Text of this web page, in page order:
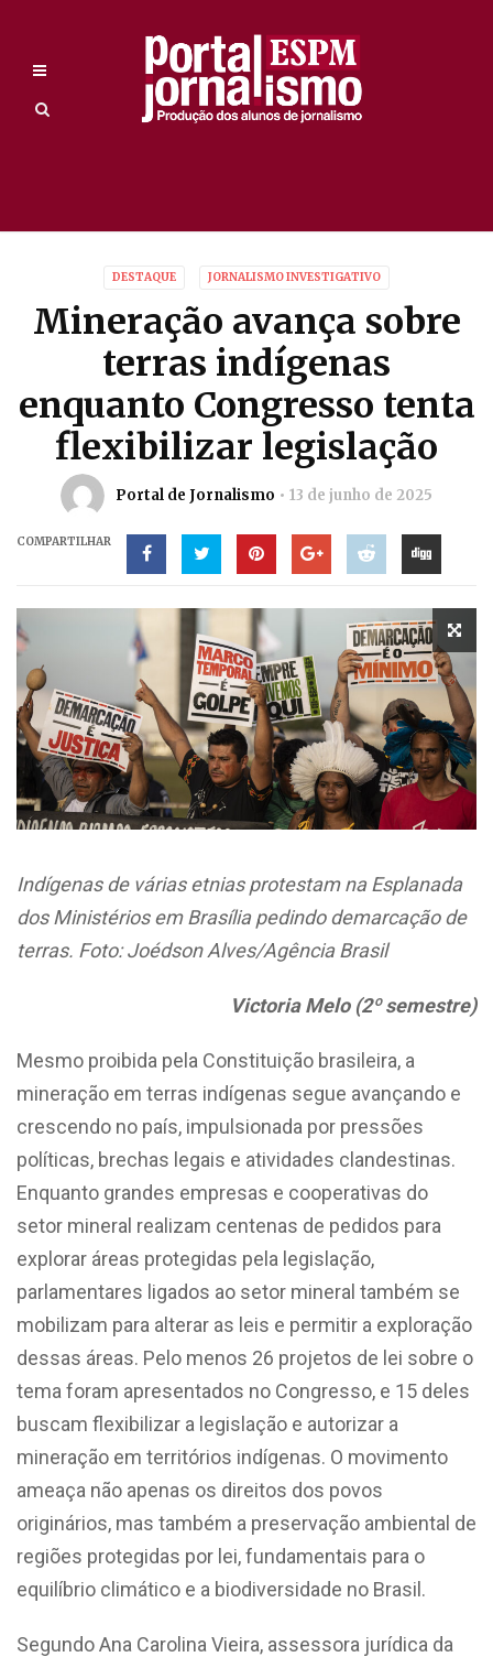
DESTAQUE JORNALISMO INVESTIGATIVO
Mineração avança sobre
terras indígenas
enquanto Congresso tenta
flexibilizar legislação
Portal de Jornalismo 13 de junho de 2025
COMPARTILHAR
Indígenas de várias etnias protestam na Esplanada
dos Ministérios em Brasília pedindo demarcação de
terras. Foto: Joédson Alves/Agência Brasil
Victoria Melo (2º semestre)
Mesmo proibida pela Constituição brasileira, a
mineração em terras indígenas segue avançando e
crescendo no país, impulsionada por pressões
políticas, brechas legais e atividades clandestinas.
Enquanto grandes empresas e cooperativas do
setor mineral realizam centenas de pedidos para
explorar áreas protegidas pela legislação,
parlamentares ligados ao setor mineral também se
mobilizam para alterar as leis e permitir a exploração
dessas áreas. Pelo menos 26 projetos de lei sobre o
tema foram apresentados no Congresso, e 15 deles
buscam flexibilizar a legislação e autorizar a
mineração em territórios indígenas. O movimento
ameaça não apenas os direitos dos povos
originários, mas também a preservação ambiental de
regiões protegidas por lei, fundamentais para o
equilíbrio climático e a biodiversidade no Brasil.
Segundo Ana Carolina Vieira, assessora jurídica da